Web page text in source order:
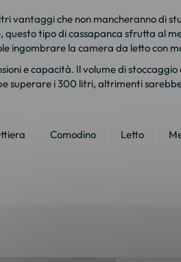
vantaggi che non mancheranno di
tipo di cassapanca sfrutta al
ingombrare la camera da letto con
e capacità. Il volume di
superare i 300 litri, altrimenti
Comodino Letto